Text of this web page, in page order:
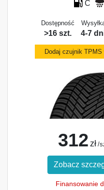
C
Dostępność
>16 szt. 4-7
Dodaj czujnik
312 zł /
Zobacz
Finansowanie